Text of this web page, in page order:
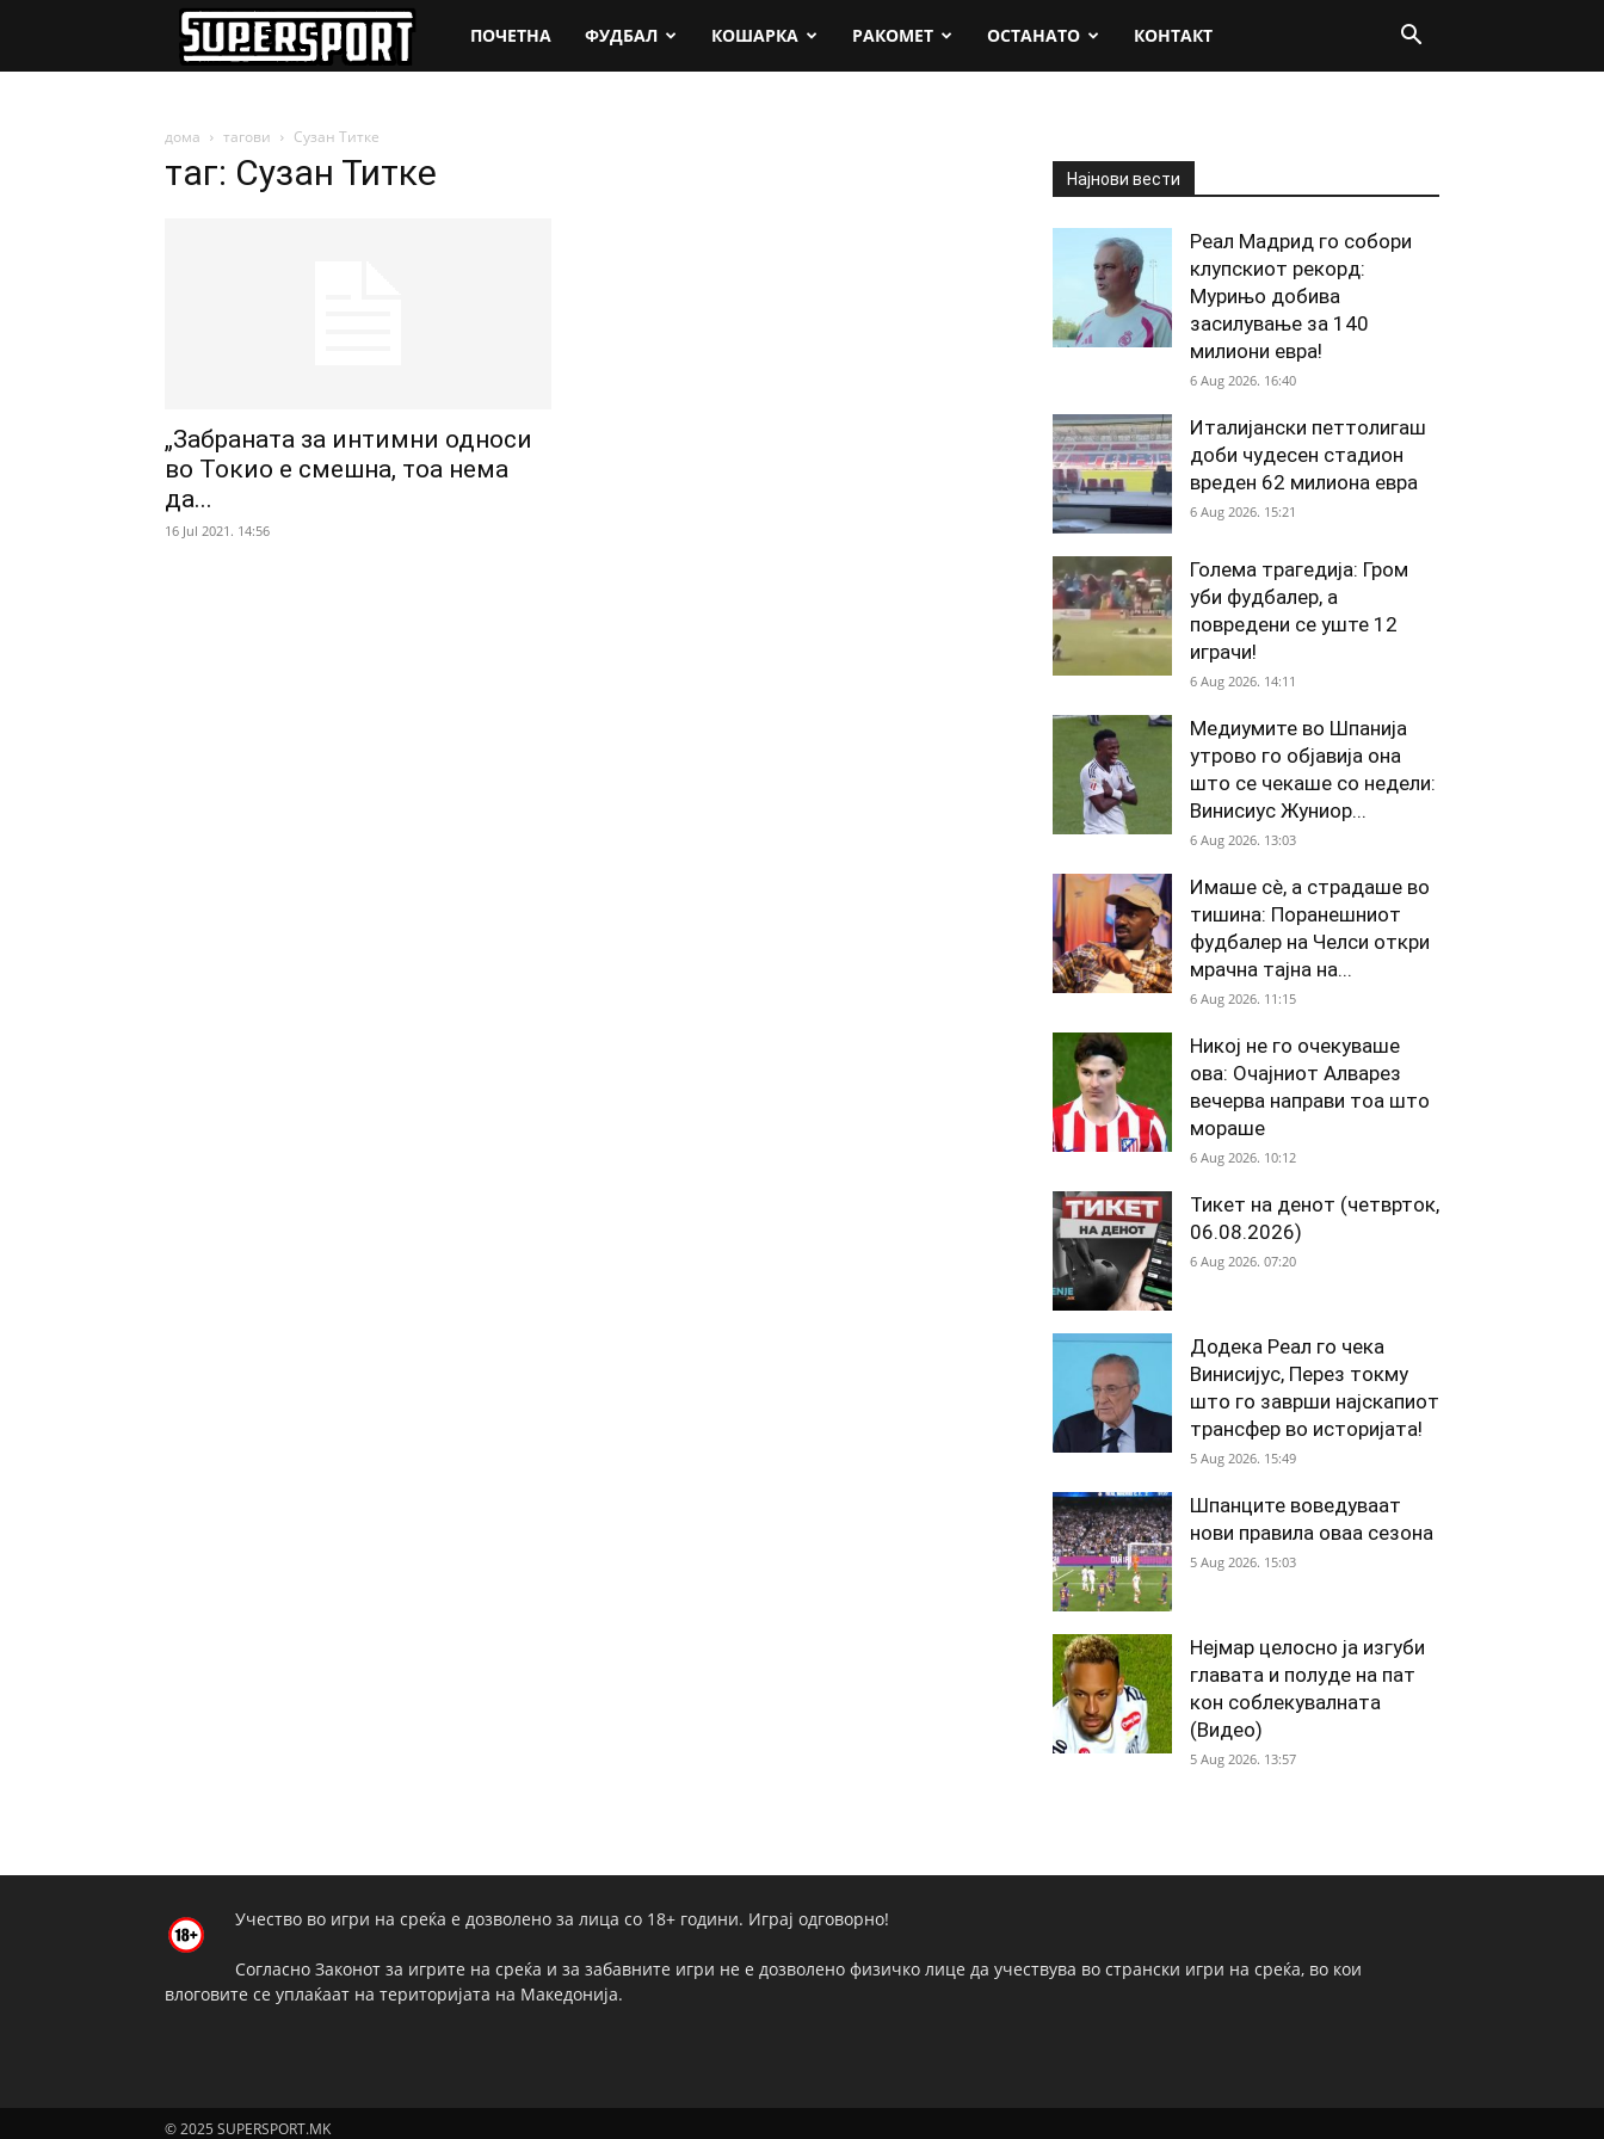
SuperSport.mk
ПОЧЕТНА ФУДБАЛ КОШАРКА РАКОМЕТ ОСТАНАТО КОНТАКТ
дома тагови Сузан Титке
таг: Сузан Титке
„Забраната за интимни односи
во Токио е смешна, тоа нема
да...
16 Jul 2021. 14:56
Најнови вести
Реал Мадрид го собори
клупскиот рекорд:
Мурињо добива
засилување за 140
милиони евра!
6 Aug 2026. 16:40
Италијански петтолигаш
доби чудесен стадион
вреден 62 милиона евра
6 Aug 2026. 15:21
Голема трагедија: Гром
уби фудбалер, а
повредени се уште 12
играчи!
6 Aug 2026. 14:11
Медиумите во Шпанија
утрово го објавија она
што се чекаше со недели:
Винисиус Жуниор...
6 Aug 2026. 13:03
Имаше сè, а страдаше во
тишина: Поранешниот
фудбалер на Челси откри
мрачна тајна на...
6 Aug 2026. 11:15
Никој не го очекуваше
ова: Очајниот Алварез
вечерва направи тоа што
мораше
6 Aug 2026. 10:12
Тикет на денот (четврток,
06.08.2026)
6 Aug 2026. 07:20
Додека Реал го чека
Винисијус, Перез токму
што го заврши најскапиот
трансфер во историјата!
5 Aug 2026. 15:49
Шпанците воведуваат
нови правила оваа сезона
5 Aug 2026. 15:03
Нејмар целосно ја изгуби
главата и полуде на пат
кон соблекувалната
(Видео)
5 Aug 2026. 13:57
Учество во игри на среќа е дозволено за лица со 18+ години. Играј одговорно!
Согласно Законот за игрите на среќа и за забавните игри не е дозволено физичко лице да учествува во странски игри на среќа, во кои
влоговите се уплаќаат на територијата на Македонија.
© 2025 SUPERSPORT.MK